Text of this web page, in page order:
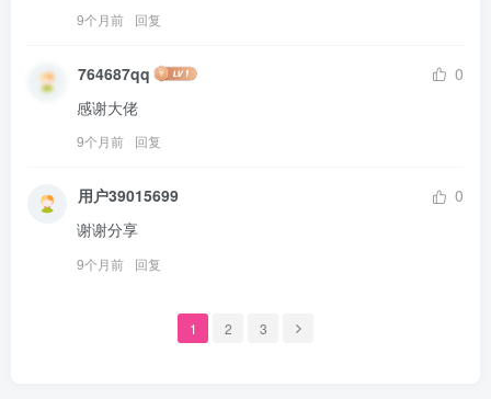
9个月前 回复
764687qq
0
感谢大佬
9个月前 回复
用户39015699
0
谢谢分享
9个月前 回复
1 2 3